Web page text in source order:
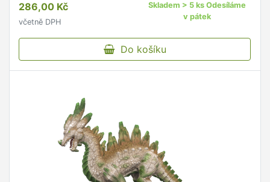
286,00 Kč
včetně DPH
Skladem > 5 ks Odesíláme
v pátek
Do košíku